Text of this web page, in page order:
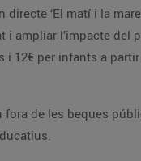
‘El matí i la
ampliar l’impacte
i 12€ per infants a
de les beques